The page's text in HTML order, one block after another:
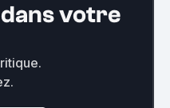
votre